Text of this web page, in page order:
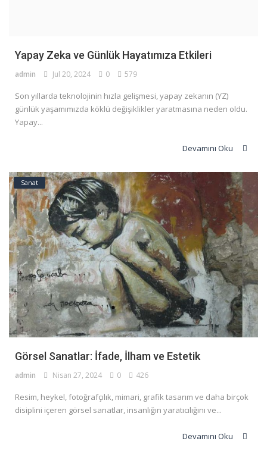
Yapay Zeka ve Günlük Hayatımıza Etkileri
admin Jul 20, 2024 0 579
Son yıllarda teknolojinin hızla gelişmesi, yapay zekanın (YZ)
günlük yaşamımızda köklü değişiklikler yaratmasına neden oldu.
Yapay...
Devamını Oku
Sanat
Görsel Sanatlar: İfade, İlham ve Estetik
admin Nisan 27, 2024 0 426
Resim, heykel, fotoğrafçılık, mimari, grafik tasarım ve daha birçok
disiplini içeren görsel sanatlar, insanlığın yaratıcılığını ve...
Devamını Oku